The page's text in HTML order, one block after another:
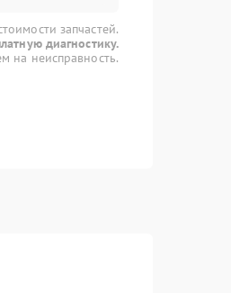
запчастей.
диагностику.
на неисправность.